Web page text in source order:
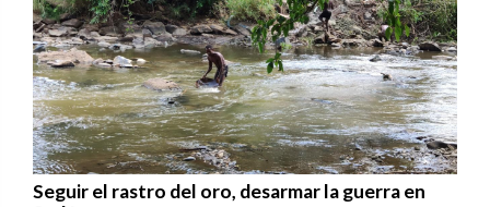
Seguir el rastro del oro, desarmar la guerra en